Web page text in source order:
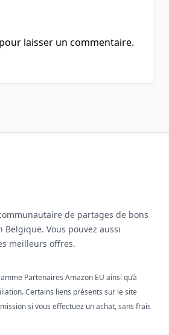
laisser un commentaire.
de partages de bons
Vous pouvez aussi
meilleurs offres.
Partenaires Amazon EU ainsi qu’à
Certains liens présents sur le site
si vous effectuez un achat, sans frais